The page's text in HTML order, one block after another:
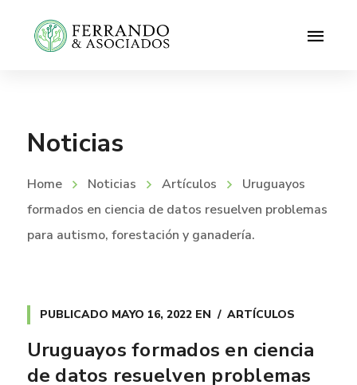
Noticias
Home Noticias Artículos
Uruguayos
formados en ciencia de datos resuelven problemas
para autismo, forestación y ganadería.
PUBLICADO MAYO 16, 2022EN ARTÍCULOS
Uruguayos formados en ciencia
de datos resuelven problemas